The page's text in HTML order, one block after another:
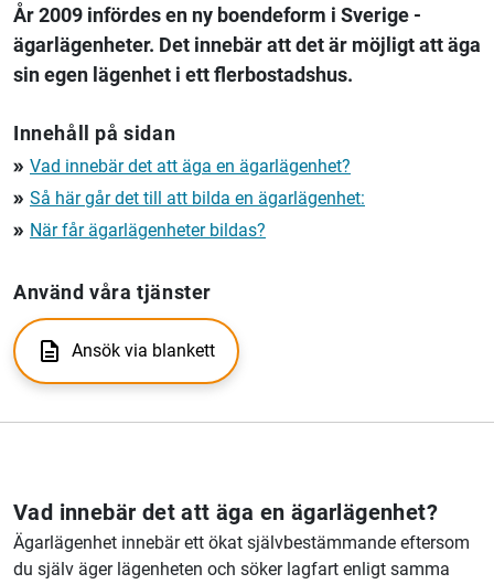
År 2009 infördes en ny boendeform i Sverige -
ägarlägenheter. Det innebär att det är möjligt att äga
sin egen lägenhet i ett flerbostadshus.
Innehåll på sidan
double_arrow Vad innebär det att äga en ägarlägenhet?
double_arrow Så här går det till att bilda en ägarlägenhet:
double_arrow När får ägarlägenheter bildas?
Använd våra tjänster
Ansök via blankett
Vad innebär det att äga en ägarlägenhet?
Ägarlägenhet innebär ett ökat självbestämmande eftersom
du själv äger lägenheten och söker lagfart enligt samma